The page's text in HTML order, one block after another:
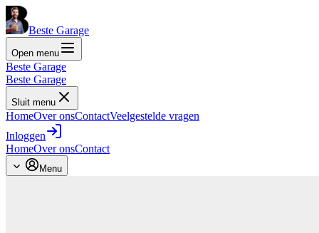
Beste Garage
Open menu
Beste Garage
Beste Garage
Sluit menu
HomeOver onsContactVeelgestelde vragen
Inloggen
HomeOver onsContact
Menu